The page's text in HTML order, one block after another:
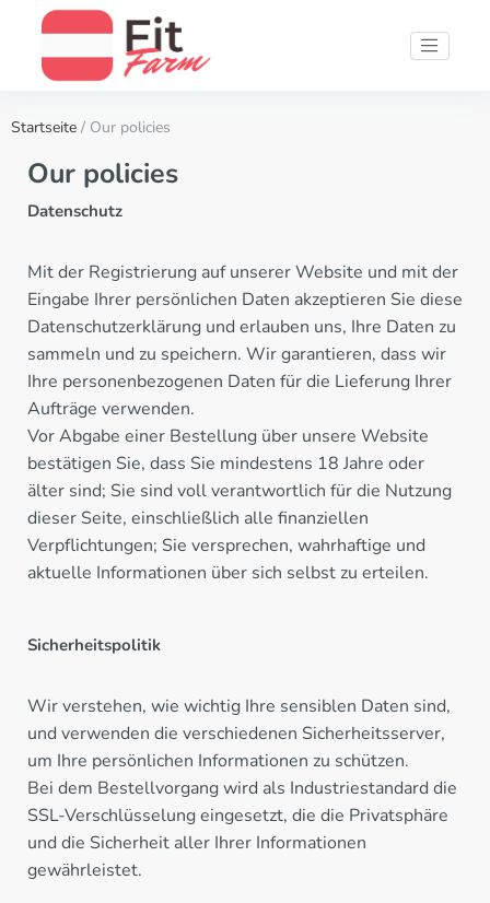
Startseite / Our policies
Our policies
Datenschutz
Mit der Registrierung auf unserer Website und mit der
Eingabe Ihrer persönlichen Daten akzeptieren Sie diese
Datenschutzerklärung und erlauben uns, Ihre Daten zu
sammeln und zu speichern. Wir garantieren, dass wir
Ihre personenbezogenen Daten für die Lieferung Ihrer
Aufträge verwenden.
Vor Abgabe einer Bestellung über unsere Website
bestätigen Sie, dass Sie mindestens 18 Jahre oder
älter sind; Sie sind voll verantwortlich für die Nutzung
dieser Seite, einschließlich alle finanziellen
Verpflichtungen; Sie versprechen, wahrhaftige und
aktuelle Informationen über sich selbst zu erteilen.
Sicherheitspolitik
Wir verstehen, wie wichtig Ihre sensiblen Daten sind,
und verwenden die verschiedenen Sicherheitsserver,
um Ihre persönlichen Informationen zu schützen.
Bei dem Bestellvorgang wird als Industriestandard die
SSL-Verschlüsselung eingesetzt, die die Privatsphäre
und die Sicherheit aller Ihrer Informationen
gewährleistet.